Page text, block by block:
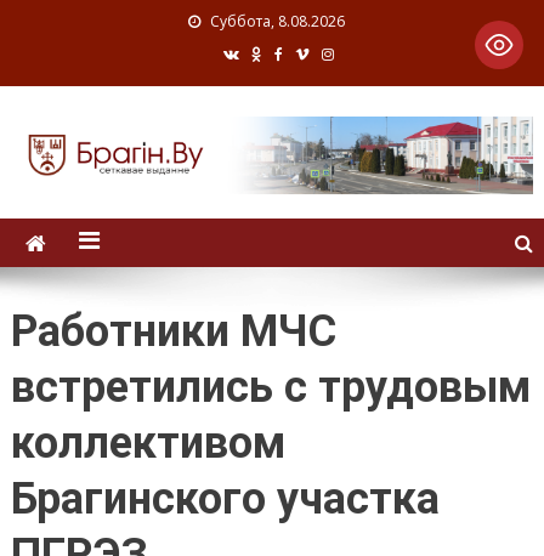
Суббота, 8.08.2026
Работники МЧС
встретились с трудовым
коллективом
Брагинского участка